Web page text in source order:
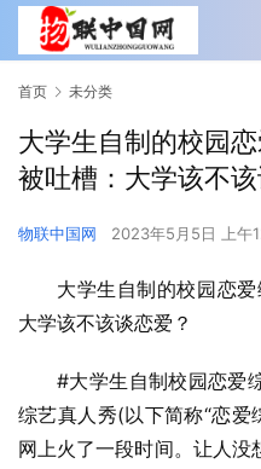
首页 未分类
大学生自制的校园
被吐槽：大学该不该
物联中国网 2023年5月5日 上午
大学生自制的校园恋
大学该不该谈恋爱？
#大学生自制校园恋爱
综艺真人秀(以下简称“恋爱
网上火了一段时间。让人